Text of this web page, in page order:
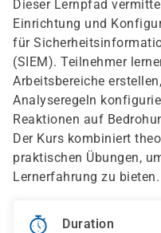
Dieser Lernpfad
Einrichtung und
für
(SIEM). Teilnehmer
Arbeitsbereiche
Analyseregeln
Reaktionen auf
Der Kurs kombiniert
praktischen Übungen,
Lernerfahrung zu bieten.
Duration